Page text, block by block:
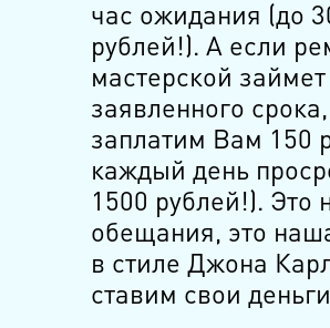
час ожидания (до
рублей!). А если
мастерской
заявленного
заплатим Вам 150
каждый день
1500 рублей!). Это
обещания, это
в стиле Джона
ставим свои